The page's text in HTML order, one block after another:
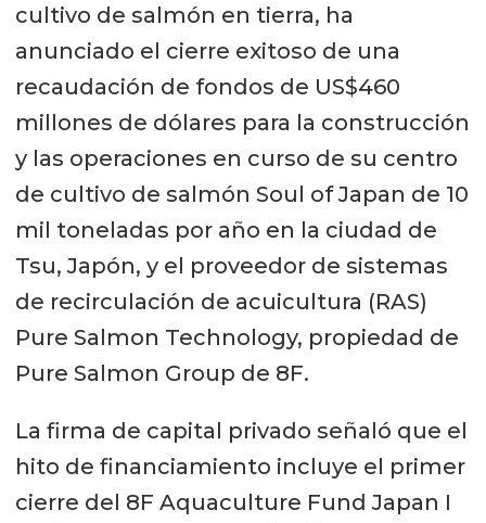
cultivo de salmón en tierra, ha
anunciado el cierre exitoso de una
recaudación de fondos de US$460
millones de dólares para la construcción
y las operaciones en curso de su centro
de cultivo de salmón Soul of Japan de 10
mil toneladas por año en la ciudad de
Tsu, Japón, y el proveedor de sistemas
de recirculación de acuicultura (RAS)
Pure Salmon Technology, propiedad de
Pure Salmon Group de 8F.
La firma de capital privado señaló que el
hito de financiamiento incluye el primer
cierre del 8F Aquaculture Fund Japan I